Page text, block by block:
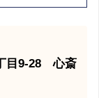
目9-28 心斎